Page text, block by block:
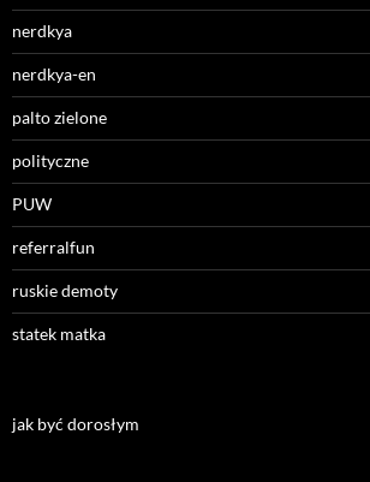
nerdkya
nerdkya-en
palto zielone
polityczne
PUW
referralfun
ruskie demoty
statek matka
jak być dorosłym